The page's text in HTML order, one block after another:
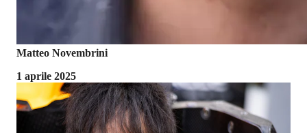
Matteo Novembrini
1 aprile 2025